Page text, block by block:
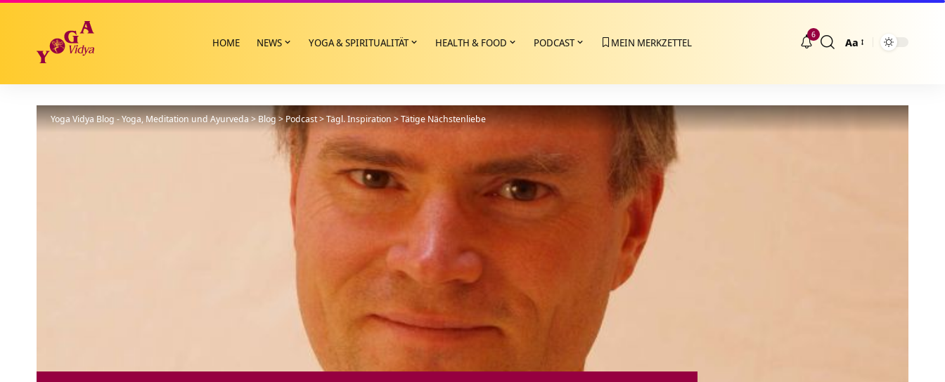
HOME NEWS YOGA & SPIRITUALITÄT HEALTH & FOOD PODCAST MEIN MERKZETTEL
6
Größenänderung
Aa
Yoga Vidya Blog - Yoga, Meditation und Ayurveda>Blog>Podcast>Tägl. Inspiration>Tätige Nächstenliebe